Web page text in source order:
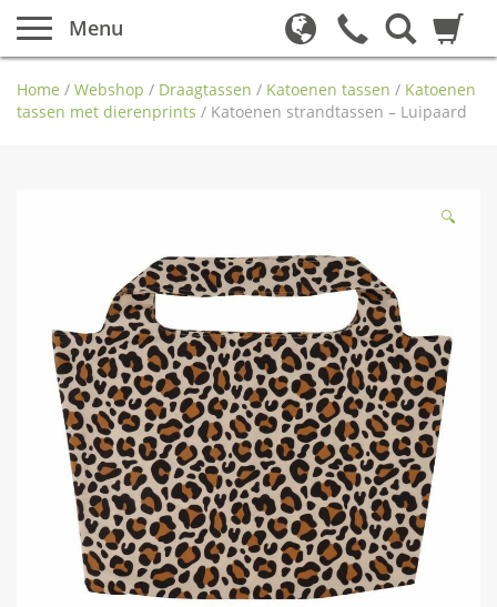
Menu
Home / Webshop / Draagtassen / Katoenen tassen / Katoenen
tassen met dierenprints / Katoenen strandtassen – Luipaard
🔍